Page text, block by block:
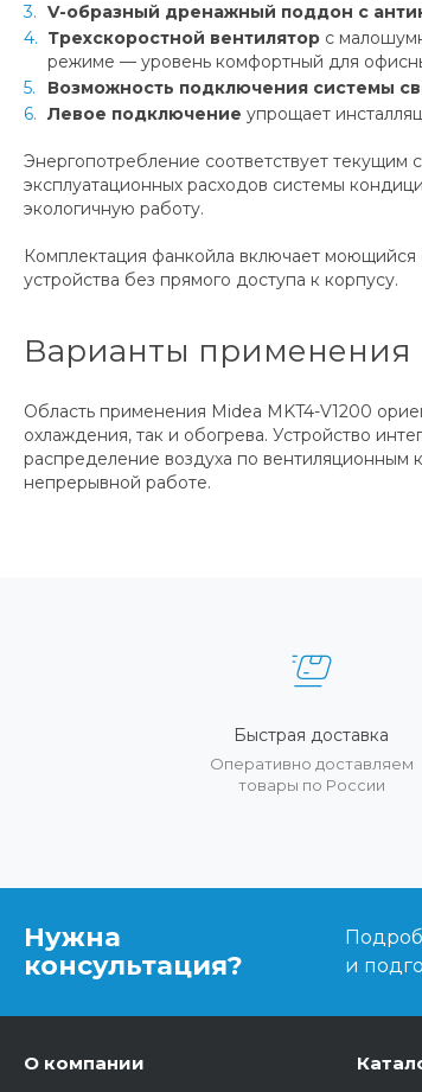
V-образный дренажный поддон с
Трехскоростной вентилятор с
режиме — уровень комфортный для
Возможность подключения системы
Левое подключение упрощает
Энергопотребление соответствует текущим
эксплуатационных расходов системы
экологичную работу.
Комплектация фанкойла включает моющийся
устройства без прямого доступа к корпусу.
Варианты применения
Область применения Midea MKT4-V1200
охлаждения, так и обогрева. Устройство
распределение воздуха по вентиляционным
непрерывной работе.
Быстрая доставка
Оперативно доставляем
товары по России
Нужна
консультация?
и
О компании